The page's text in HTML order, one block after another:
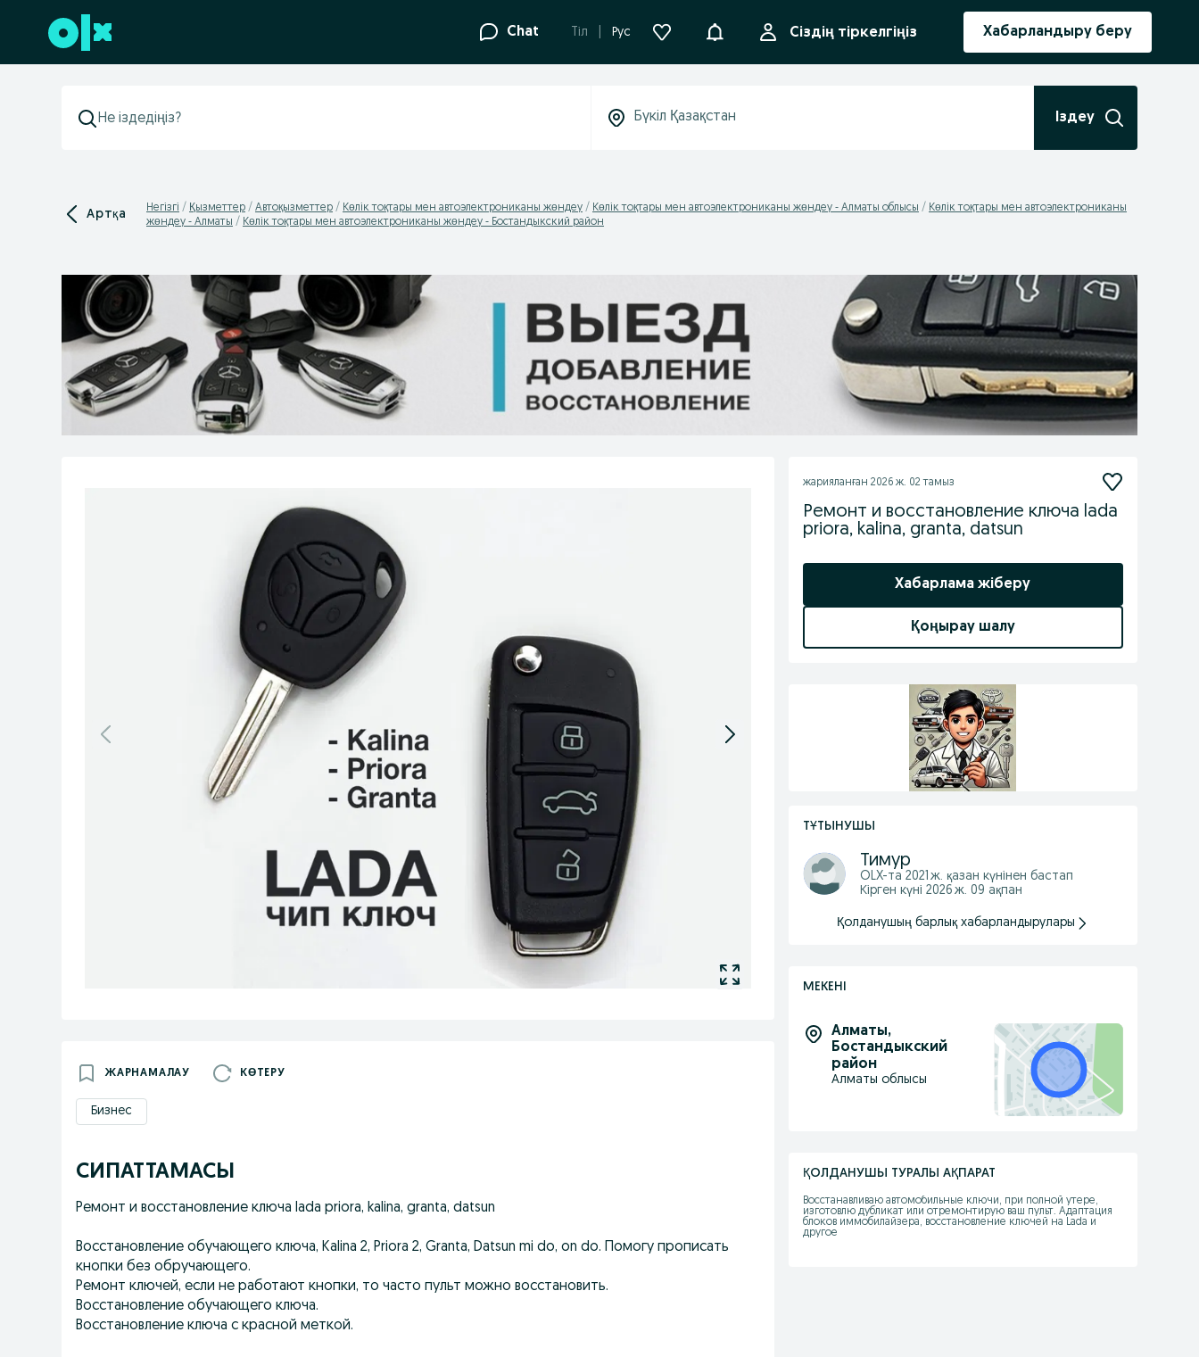
Төменгі деректемеге өту Chat Tіл Рус АқпараттандыруСіздің тіркелгіңіз Хабарландыру беру
Іздеу
Артқа Негізгі Қызметтер Автоқызметтер Көлік тоқтары мен автоэлектрониканы жөндеу Көлік тоқтары мен автоэлектрониканы жөндеу - Алматы облысы
Көлік тоқтары мен автоэлектрониканы
жөндеу - Алматы
Көлік тоқтары мен автоэлектрониканы жөндеу - Бостандыкский район
ЖАРНАМАЛАУ КӨТЕРУ
Бизнес
СИПАТТАМАСЫ
Ремонт и восстановление ключа lada priora, kalina, granta, datsun
Восстановление обучающего ключа, Kalina 2, Priora 2, Granta, Datsun mi do, on do. Помогу прописать
кнопки без обручающего.
Ремонт ключей, если не работают кнопки, то часто пульт можно восстановить.
Восстановление обучающего ключа.
Восстановление ключа с красной меткой.
жарияланған 2026 ж. 02 тамыз
Ремонт и восстановление ключа lada
priora, kalina, granta, datsun
Хабарлама жіберу
Қоңырау шалу
ТҰТЫНУШЫ
Тимур
OLX-та 2021 ж. қазан күнінен бастап
Кірген күні 2026 ж. 09 ақпан
Қолданушың барлық хабарландырулары
МЕКЕНІ
Алматы,
Бостандыкский
район
Алматы облысы
ҚОЛДАНУШЫ ТУРАЛЫ АҚПАРАТ
Восстанавливаю автомобильные ключи, при полной утере,
изготовлю дубликат или отремонтирую ваш пульт. Адаптация
блоков иммобилайзера, восстановление ключей на Lada и
другое